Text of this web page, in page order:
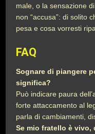
male, o la sensazione
non “accusa”: di solito
pesa e cosa vorresti
FAQ
Sognare di piangere
significa?
Può indicare paura
forte attaccamento al
parla di cambiamenti,
Se mio fratello è vivo,